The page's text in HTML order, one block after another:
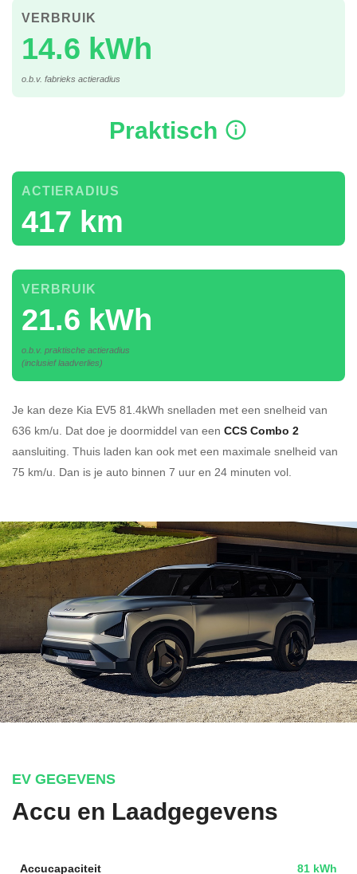
14.6 kWh
VERBRUIK
o.b.v. fabrieks actieradius
Praktisch
417 km
ACTIERADIUS
21.6 kWh
VERBRUIK
o.b.v. praktische actieradius
(inclusief laadverlies)
Je kan deze Kia EV5 81.4kWh snelladen met een snelheid van
636 km/u. Dat doe je doormiddel van een CCS Combo 2
aansluiting. Thuis laden kan ook met een maximale snelheid van
75 km/u. Dan is je auto binnen 7 uur en 24 minuten vol.
EV GEGEVENS
Accu en Laadgegevens
Accucapaciteit 81 kWh